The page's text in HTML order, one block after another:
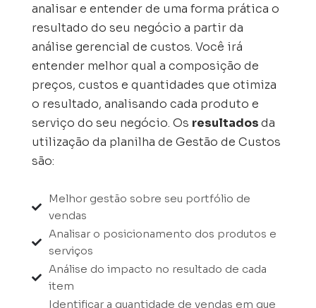
analisar e entender de uma forma prática o
resultado do seu negócio a partir da
análise gerencial de custos. Você irá
entender melhor qual a composição de
preços, custos e quantidades que otimiza
o resultado, analisando cada produto e
serviço do seu negócio. Os resultadosda
utilização da planilha de Gestão de Custos
são:

Melhor gestão sobre seu portfólio de
vendas

Analisar o posicionamento dos produtos e
serviços

Análise do impacto no resultado de cada
item
Identificar a quantidade de vendas em que